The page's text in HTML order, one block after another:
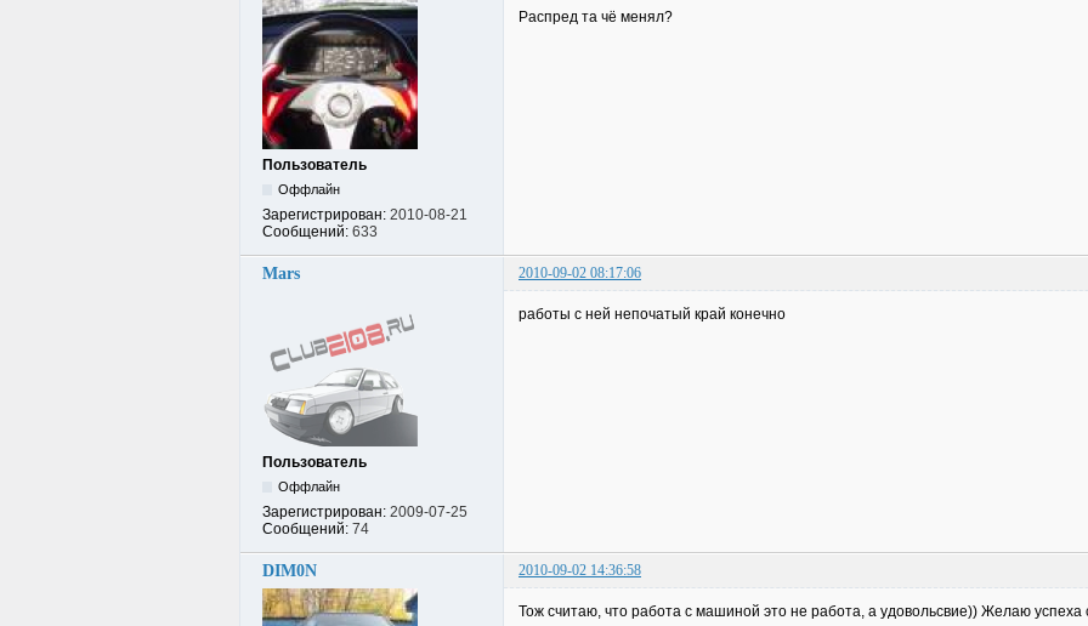
Пользователь
Оффлайн
Зарегистрирован: 2010-08-21
Сообщений: 633
Распред та чё менял?
Mars 2010-09-02 08:17:06
Пользователь
Оффлайн
Зарегистрирован: 2009-07-25
Сообщений: 74
работы с ней непочатый край конечно
DIM0N 2010-09-02 14:36:58
Тож считаю, что работа с машиной это не работа, а удовольсвие)) Желаю успеха